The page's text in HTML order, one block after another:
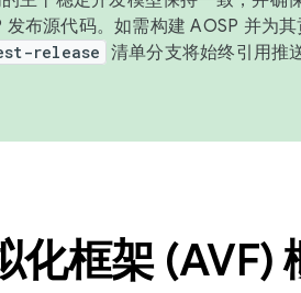
布源代码。如需构建 AOSP 并为
release 清单分支将始终引用推
框架 (AVF)